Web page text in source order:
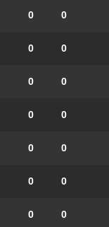
0
0
0
0
0
0
0
0
0
0
0
0
0
0